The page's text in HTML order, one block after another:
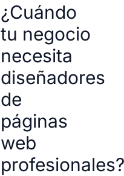
¿Cuándo
tu negocio
necesita
diseñadores
de
páginas
web
profesionales?